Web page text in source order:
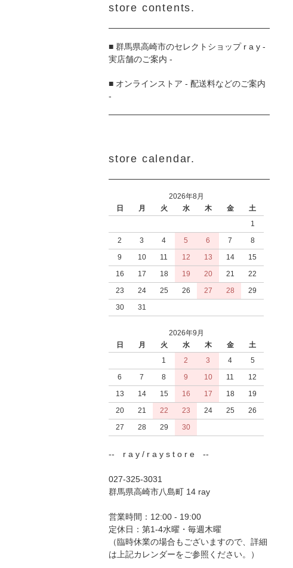
store contents.
■ 群馬県高崎市のセレクトショップ r a y -
実店舗のご案内 -
■ オンラインストア - 配送料などのご案内
-
store calendar.
2026年8月
日
月 火 水 木 金
土
1
2
3 4 5 6 7
8
9
10 11 12 13 14
15
16
17 18 19 20 21
22
23
24 25 26 27 28
29
30
31
2026年9月
日
月 火 水 木 金
土
1
2 3 4
5
6
7 8 9 10 11
12
13
14 15 16 17 18
19
20
21 22 23 24 25
26
27
28 29 30
-- r a y / r a y s t o r e --
027-325-3031
群馬県高崎市八島町 14 ray
営業時間：12:00 - 19:00
定休日：第1-4水曜・毎週木曜
（臨時休業の場合もございますので、詳細
は上記カレンダーをご参照ください。）